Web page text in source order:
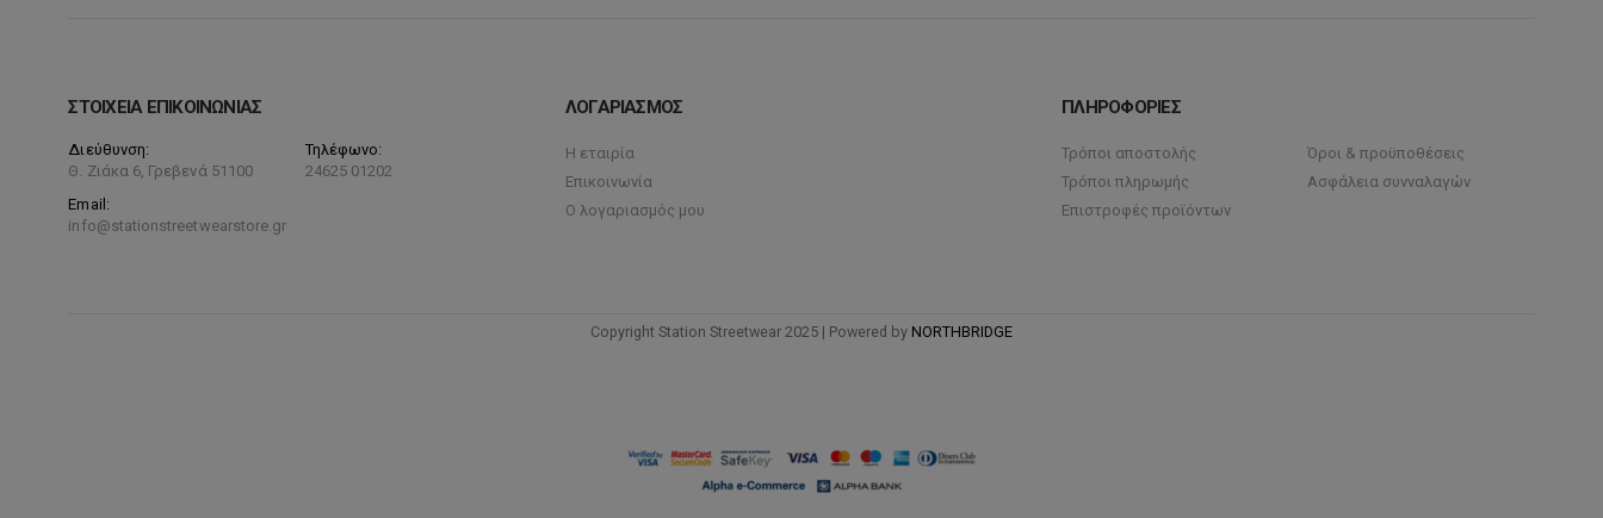
ΣΤΟΙΧΕΙΑ ΕΠΙΚΟΙΝΩΝΙΑΣ
Διεύθυνση:
Θ. Ζιάκα 6, Γρεβενά 51100
Τηλέφωνο:
24625 01202
Email:
info@stationstreetwearstore.gr
ΛΟΓΑΡΙΑΣΜΟΣ
Η εταιρία
Επικοινωνία
Ο λογαριασμός μου
ΠΛΗΡΟΦΟΡΙΕΣ
Τρόποι αποστολής
Τρόποι πληρωμής
Επιστροφές προϊόντων
Όροι & προϋποθέσεις
Ασφάλεια συνναλαγών
Copyright Station Streetwear 2025 | Powered by NORTHBRIDGE